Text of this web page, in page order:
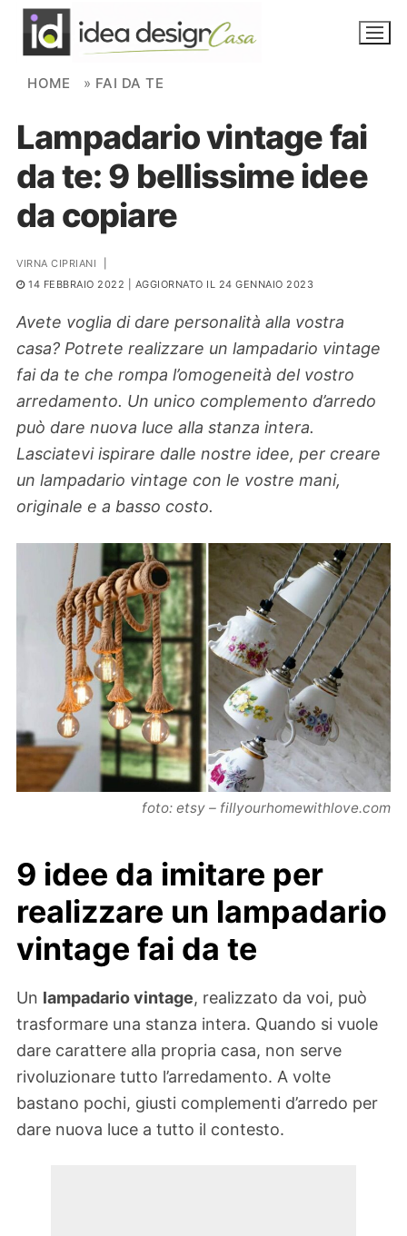
Skip to content
NOVITÀ
AMBIENTI
FAI DA TE
PIANTE
Search for:
HOME » FAI DA TE
Lampadario vintage fai
da te: 9 bellissime idee
da copiare
VIRNA CIPRIANI
14 FEBBRAIO 2022 | AGGIORNATO IL 24 GENNAIO 2023
Avete voglia di dare personalità alla vostra
casa? Potrete realizzare un lampadario vintage
fai da te che rompa l’omogeneità del vostro
arredamento. Un unico complemento d’arredo
può dare nuova luce alla stanza intera.
Lasciatevi ispirare dalle nostre idee, per creare
un lampadario vintage con le vostre mani,
originale e a basso costo.
foto: etsy – fillyourhomewithlove.com
9 idee da imitare per
realizzare un lampadario
vintage fai da te
Un lampadario vintage, realizzato da voi, può
trasformare una stanza intera. Quando si vuole
dare carattere alla propria casa, non serve
rivoluzionare tutto l’arredamento. A volte
bastano pochi, giusti complementi d’arredo per
dare nuova luce a tutto il contesto.